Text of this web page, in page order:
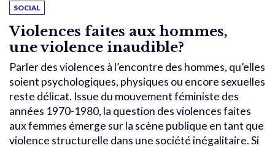
SOCIAL
Violences faites aux hommes,
une violence inaudible?
Parler des violences à l’encontre des hommes, qu’elles
soient psychologiques, physiques ou encore sexuelles
reste délicat. Issue du mouvement féministe des
années 1970-1980, la question des violences faites
aux femmes émerge sur la scène publique en tant que
violence structurelle dans une société inégalitaire. Si